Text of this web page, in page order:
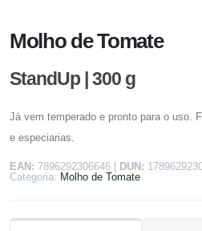
Molho de Tomate
StandUp | 300 g
Já vem temperado e pronto para o uso.
e especiarias.
EAN: 7896292306646 DUN:
Categoria: Molho de Tomate